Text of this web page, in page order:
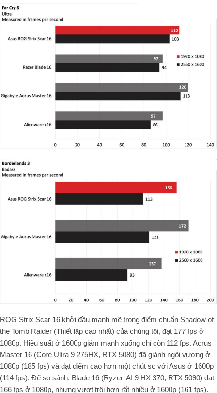
ROG Strix Scar 16 khởi đầu mạnh mẽ trong điểm chuẩn Shadow of
the Tomb Raider (Thiết lập cao nhất) của chúng tôi, đạt 177 fps ở
1080p. Hiệu suất ở 1600p giảm mạnh xuống chỉ còn 112 fps. Aorus
Master 16 (Core Ultra 9 275HX, RTX 5080) đã giành ngôi vương ở
1080p (185 fps) và đạt điểm cao hơn một chút so với Asus ở 1600p
(114 fps). Để so sánh, Blade 16 (Ryzen AI 9 HX 370, RTX 5090) đạt
166 fps ở 1080p, nhưng vượt trội hơn rất nhiều ở 1600p (161 fps).